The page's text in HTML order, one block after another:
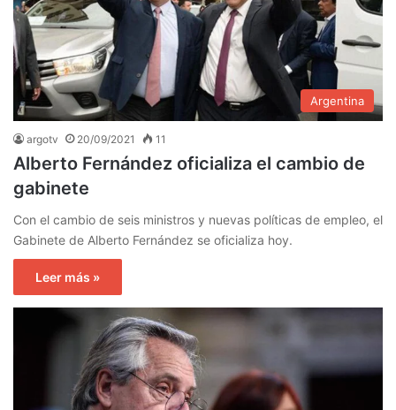
Argentina
argotv 20/09/2021 11
Alberto Fernández oficializa el cambio de
gabinete
Con el cambio de seis ministros y nuevas políticas de empleo, el
Gabinete de Alberto Fernández se oficializa hoy.
Leer más »